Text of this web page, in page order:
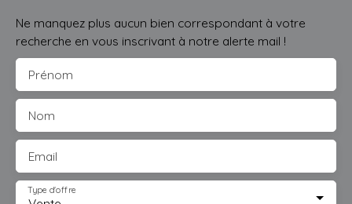
Ne manquez plus aucun bien correspondant à votre
recherche en vous inscrivant à notre alerte mail !
Prénom
Nom
Email
Type d'offre